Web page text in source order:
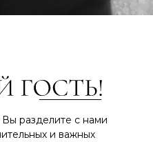
разделите с нами
и важных